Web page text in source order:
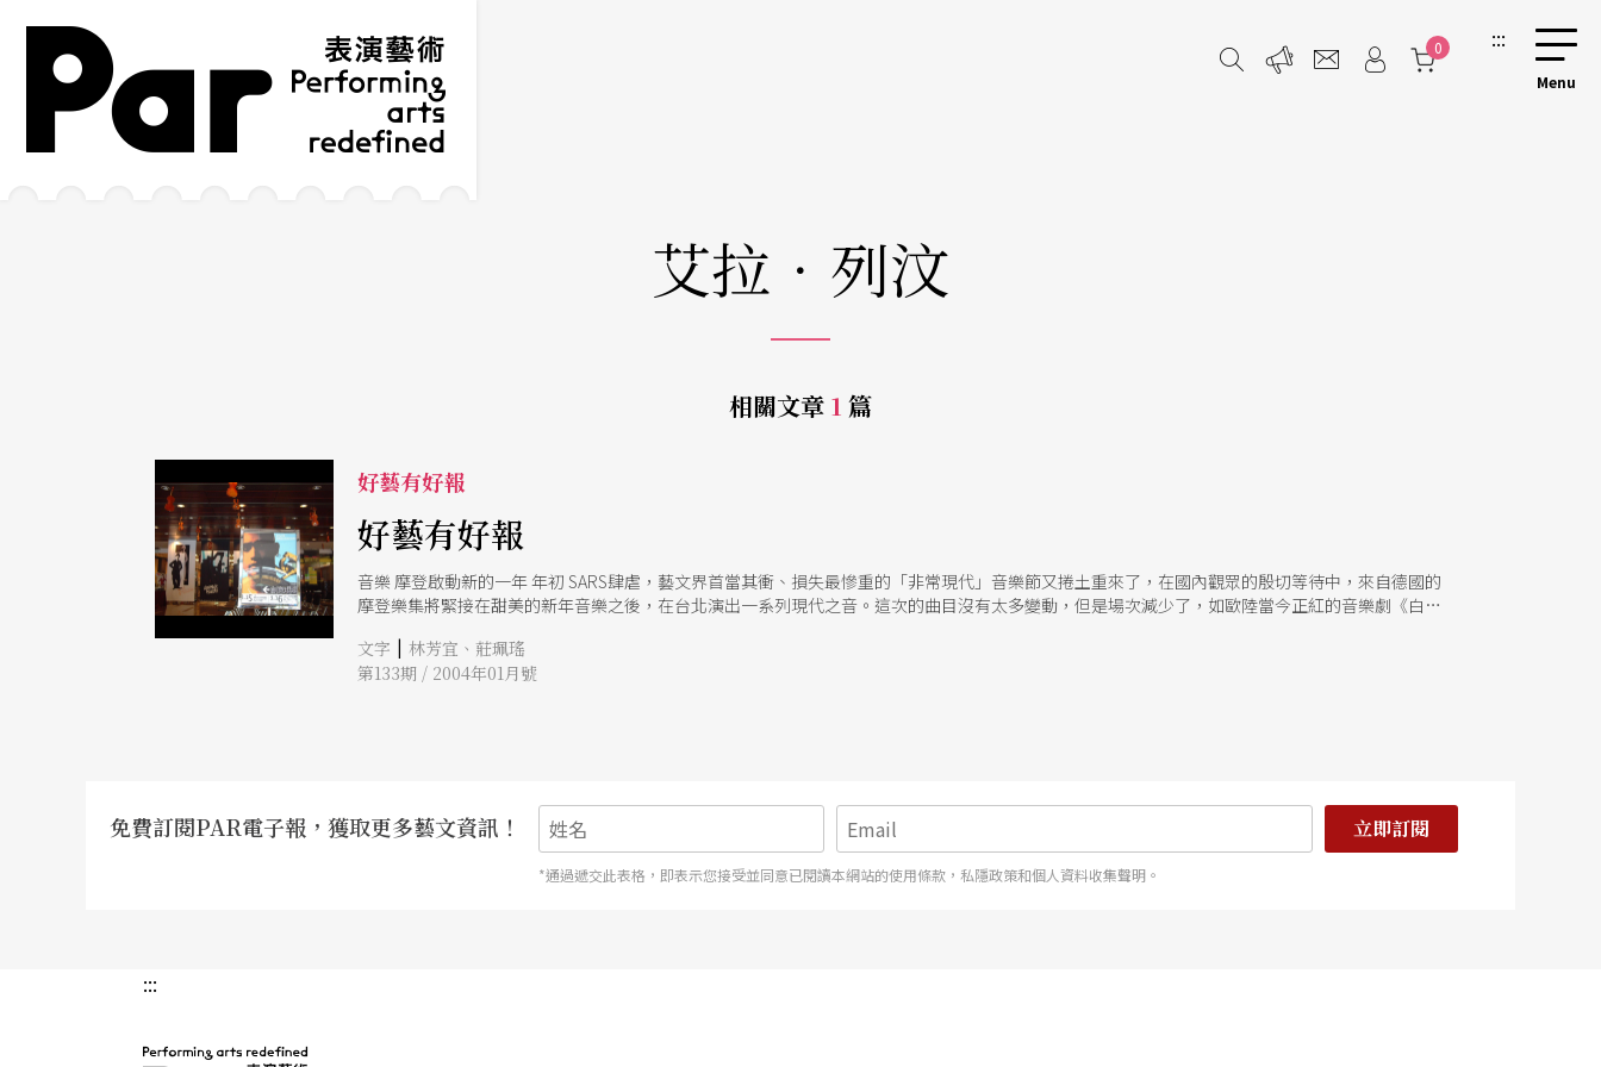
跳到主要內容區塊
網站導覽
0 :::
艾拉．列汶
相關文章 1 篇
好藝有好報
好藝有好報
音樂 摩登啟動新的一年 年初 SARS肆虐，藝文界首當其衝、損失最慘重的「非常現代」音樂節又捲土重來了，在國內觀眾的殷切等待中，來自德國的
摩登樂集將緊接在甜美的新年音樂之後，在台北演出一系列現代之音。這次的曲目沒有太多變動，但是場次減少了，如歐陸當今正紅的音樂劇《白紙
作品，或許可讓台灣的愛樂者更加深切體會，在音樂的國度裡，樂種的分界已經遠遠被排除在藝術的考量之外了。 二月兩廳院音樂節目銳減，但卻是
「寥寥幾場」重量級演奏會：相當受台灣聽眾歡迎的俄國鋼琴家普雷特涅夫（M.Pletnev）這次帶來的獨奏會，單從曲目上來看，也許習慣內容「值回
聆聽舞台上的她已經與聆聽基頓．克萊曼一樣，意義已在演奏技巧之外了。只是，包括日前從下榻旅館鬧事鬧到兩廳院台前幕後的甘迺迪，牛耳不時
端上這類「非凡意義」的菜色，饒富趣味之餘，似乎也是在低迷的藝術市場中持續往前奔馳的一種新法子？（林芳宜） 戲曲 提線偶戲，讓過年很有
趣─泉州市木偶劇團訪台演出 新春期間能讓大人小孩盡興觀賞的演出不多，將於一月底訪台的泉州市木偶劇團，則會帶來兼具藝術性與娛樂性的各
文字 | 林芳宜、莊珮瑤
第133期 / 2004年01月號
免費訂閱PAR電子報，獲取更多藝文資訊！ 立即訂閱
*通過遞交此表格，即表示您接受並同意已閱讀本網站的使用條款，私隱政策和個人資料收集聲明。
:::